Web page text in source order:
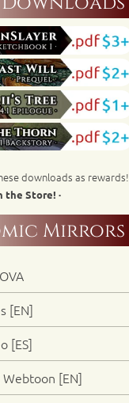
downloads as rewards!
the Store! ·
Mirrors
[EN]
[ES]
Webtoon [EN]